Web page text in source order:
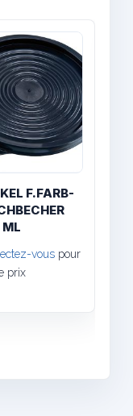
F.FARB-
vous pour
prix